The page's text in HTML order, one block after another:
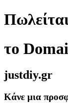
το
justdiy.gr
Κάνε μια